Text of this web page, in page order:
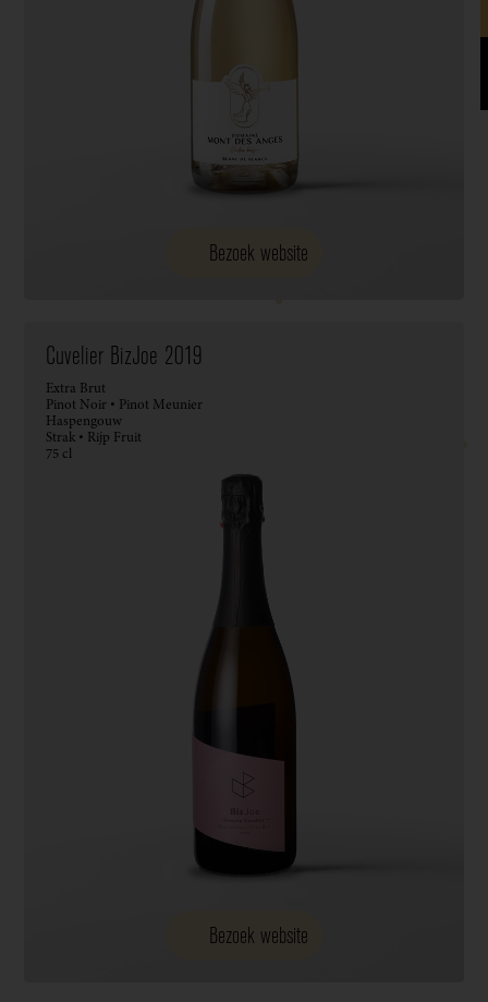
Bezoek website
Cuvelier BizJoe 2019
Extra Brut
Pinot Noir • Pinot Meunier
Haspengouw
Strak • Rijp Fruit
75 cl
Bezoek website